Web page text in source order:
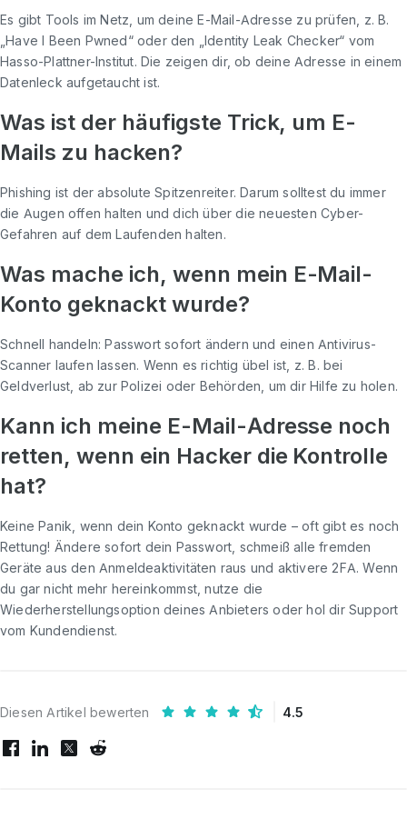
Es gibt Tools im Netz, um deine E-Mail-Adresse zu prüfen, z. B.
„Have I Been Pwned“ oder den „Identity Leak Checker“ vom
Hasso-Plattner-Institut. Die zeigen dir, ob deine Adresse in einem
Datenleck aufgetaucht ist.
Was ist der häufigste Trick, um E-
Mails zu hacken?
Phishing ist der absolute Spitzenreiter. Darum solltest du immer
die Augen offen halten und dich über die neuesten Cyber-
Gefahren auf dem Laufenden halten.
Was mache ich, wenn mein E-Mail-
Konto geknackt wurde?
Schnell handeln: Passwort sofort ändern und einen Antivirus-
Scanner laufen lassen. Wenn es richtig übel ist, z. B. bei
Geldverlust, ab zur Polizei oder Behörden, um dir Hilfe zu holen.
Kann ich meine E-Mail-Adresse noch
retten, wenn ein Hacker die Kontrolle
hat?
Keine Panik, wenn dein Konto geknackt wurde – oft gibt es noch
Rettung! Ändere sofort dein Passwort, schmeiß alle fremden
Geräte aus den Anmeldeaktivitäten raus und aktivere 2FA. Wenn
du gar nicht mehr hereinkommst, nutze die
Wiederherstellungsoption deines Anbieters oder hol dir Support
vom Kundendienst.
Diesen Artikel bewerten 4.5